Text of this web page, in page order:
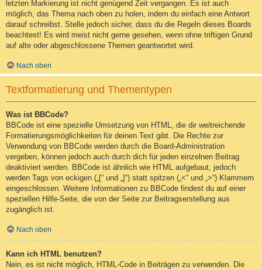
letzten Markierung ist nicht genügend Zeit vergangen. Es ist auch
möglich, das Thema nach oben zu holen, indem du einfach eine Antwort
darauf schreibst. Stelle jedoch sicher, dass du die Regeln dieses Boards
beachtest! Es wird meist nicht gerne gesehen, wenn ohne triftigen Grund
auf alte oder abgeschlossene Themen geantwortet wird.
Nach oben
Textformatierung und Thementypen
Was ist BBCode?
BBCode ist eine spezielle Umsetzung von HTML, die dir weitreichende
Formatierungsmöglichkeiten für deinen Text gibt. Die Rechte zur
Verwendung von BBCode werden durch die Board-Administration
vergeben, können jedoch auch durch dich für jeden einzelnen Beitrag
deaktiviert werden. BBCode ist ähnlich wie HTML aufgebaut, jedoch
werden Tags von eckigen („[“ und „]“) statt spitzen („<“ und „>“) Klammern
eingeschlossen. Weitere Informationen zu BBCode findest du auf einer
speziellen Hilfe-Seite, die von der Seite zur Beitragserstellung aus
zugänglich ist.
Nach oben
Kann ich HTML benutzen?
Nein, es ist nicht möglich, HTML-Code in Beiträgen zu verwenden. Die